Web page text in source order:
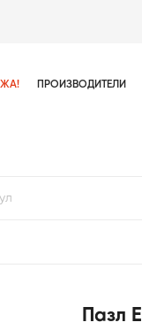
ПРОИЗВОДИТЕЛИ
Пазл